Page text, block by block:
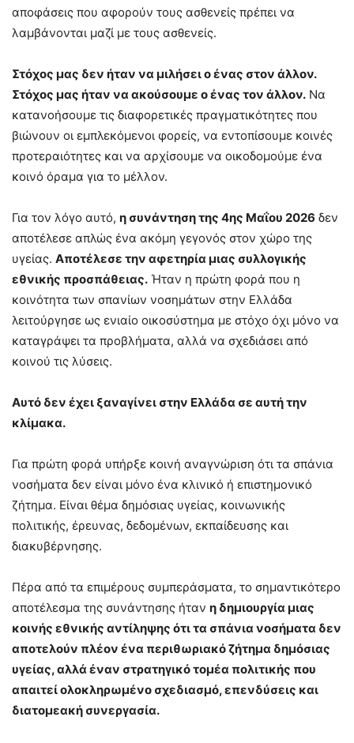
αποφάσεις που αφορούν τους ασθενείς πρέπει να
λαμβάνονται μαζί με τους ασθενείς.
Στόχος μας δεν ήταν να μιλήσει ο ένας στον άλλον.
Στόχος μας ήταν να ακούσουμε ο ένας τον άλλον. Να
κατανοήσουμε τις διαφορετικές πραγματικότητες που
βιώνουν οι εμπλεκόμενοι φορείς, να εντοπίσουμε κοινές
προτεραιότητες και να αρχίσουμε να οικοδομούμε ένα
κοινό όραμα για το μέλλον.
Για τον λόγο αυτό, η συνάντηση της 4ης Μαΐου 2026 δεν
αποτέλεσε απλώς ένα ακόμη γεγονός στον χώρο της
υγείας. Αποτέλεσε την αφετηρία μιας συλλογικής
εθνικής προσπάθειας. Ήταν η πρώτη φορά που η
κοινότητα των σπανίων νοσημάτων στην Ελλάδα
λειτούργησε ως ενιαίο οικοσύστημα με στόχο όχι μόνο να
καταγράψει τα προβλήματα, αλλά να σχεδιάσει από
κοινού τις λύσεις.
Αυτό δεν έχει ξαναγίνει στην Ελλάδα σε αυτή την
κλίμακα.
Για πρώτη φορά υπήρξε κοινή αναγνώριση ότι τα σπάνια
νοσήματα δεν είναι μόνο ένα κλινικό ή επιστημονικό
ζήτημα. Είναι θέμα δημόσιας υγείας, κοινωνικής
πολιτικής, έρευνας, δεδομένων, εκπαίδευσης και
διακυβέρνησης.
Πέρα από τα επιμέρους συμπεράσματα, το σημαντικότερο
αποτέλεσμα της συνάντησης ήταν η δημιουργία μιας
κοινής εθνικής αντίληψης ότι τα σπάνια νοσήματα δεν
αποτελούν πλέον ένα περιθωριακό ζήτημα δημόσιας
υγείας, αλλά έναν στρατηγικό τομέα πολιτικής που
απαιτεί ολοκληρωμένο σχεδιασμό, επενδύσεις και
διατομεακή συνεργασία.